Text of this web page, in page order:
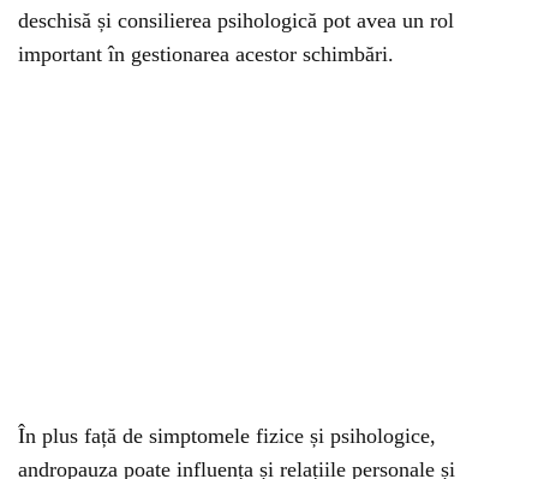
deschisă și consilierea psihologică pot avea un rol
important în gestionarea acestor schimbări.
În plus față de simptomele fizice și psihologice,
andropauza poate influența și relațiile personale și